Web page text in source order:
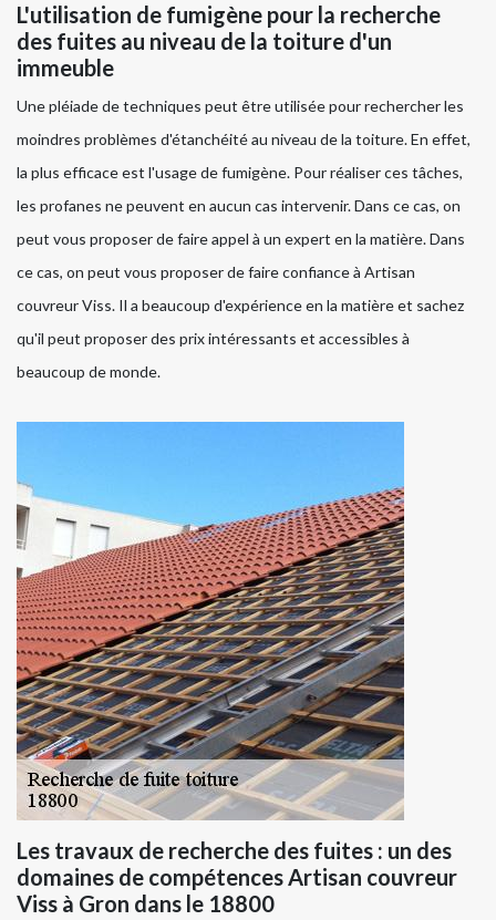
L'utilisation de fumigène pour la recherche
des fuites au niveau de la toiture d'un
immeuble
Une pléiade de techniques peut être utilisée pour rechercher les
moindres problèmes d'étanchéité au niveau de la toiture. En effet,
la plus efficace est l'usage de fumigène. Pour réaliser ces tâches,
les profanes ne peuvent en aucun cas intervenir. Dans ce cas, on
peut vous proposer de faire appel à un expert en la matière. Dans
ce cas, on peut vous proposer de faire confiance à Artisan
couvreur Viss. Il a beaucoup d'expérience en la matière et sachez
qu'il peut proposer des prix intéressants et accessibles à
beaucoup de monde.
Les travaux de recherche des fuites : un des
domaines de compétences Artisan couvreur
Viss à Gron dans le 18800